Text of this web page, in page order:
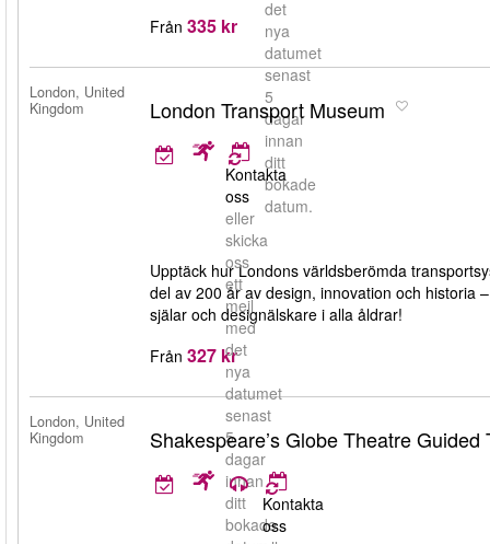
det
nya
datumet
senast
5
dagar
innan
ditt
bokade
datum.
Från 335 kr
London, United
Kingdom
London Transport Museum
Kontakta
oss
eller
skicka
oss
ett
mejl
med
det
nya
datumet
senast
5
dagar
innan
ditt
bokade
Upptäck hur Londons världsberömda
del av 200 år av design, innovation och historia
själar och designälskare i alla åldrar!
Från 327 kr
London, United
Kingdom
Shakespeare’s Globe Theatre Guided
Kontakta
oss